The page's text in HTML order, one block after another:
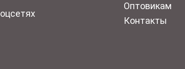
Оптовикам
Контакты